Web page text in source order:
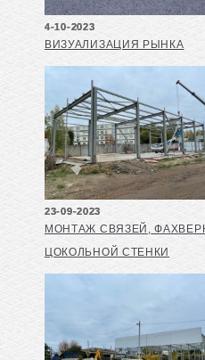
4-10-2023
ВИЗУАЛИЗАЦИЯ РЫНКА
23-09-2023
МОНТАЖ СВЯЗЕЙ,
ЦОКОЛЬНОЙ СТЕНКИ